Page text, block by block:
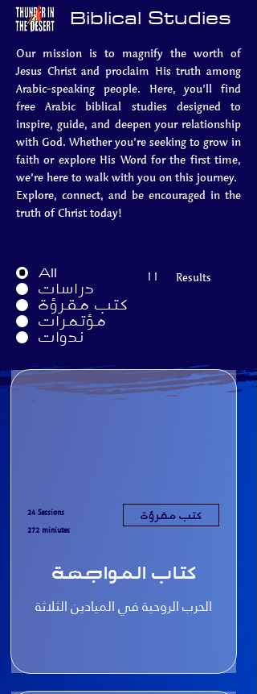
Biblical Studies
Our mission is to magnify the worth of
Jesus Christ and proclaim His truth among
Arabic-speaking people. Here, you’ll find
free Arabic biblical studies designed to
inspire, guide, and deepen your relationship
with God. Whether you’re seeking to grow in
faith or explore His Word for the first time,
we’re here to walk with you on this journey.
Explore, connect, and be encouraged in the
truth of Christ today!
All
دراسات
كتب مقرؤة
مؤتمرات
ندوات
11 Results
24 Sessions
272 miniutes
كتب مقرؤة
كتاب المواجهة
الحرب الروحية في الميادين الثلاثة